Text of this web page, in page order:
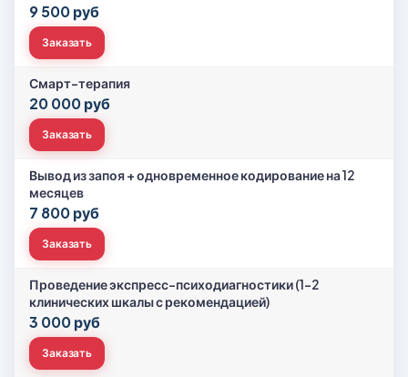
9 500 руб
Заказать
Смарт-терапия
20 000 руб
Заказать
Вывод из запоя + одновременное кодирование на 12
месяцев
7 800 руб
Заказать
Проведение экспресс-психодиагностики (1-2
клинических шкалы с рекомендацией)
3 000 руб
Заказать